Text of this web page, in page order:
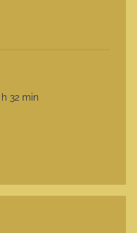
32 min